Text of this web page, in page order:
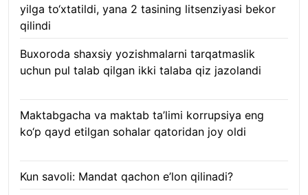
yilga to‘xtatildi, yana 2 tasining litsenziyasi bekor
qilindi
Buxoroda shaxsiy yozishmalarni tarqatmaslik
uchun pul talab qilgan ikki talaba qiz jazolandi
Maktabgacha va maktab ta’limi korrupsiya eng
ko‘p qayd etilgan sohalar qatoridan joy oldi
Kun savoli: Mandat qachon e’lon qilinadi?